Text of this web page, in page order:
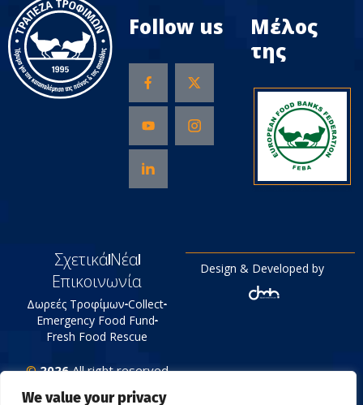
We value your privacy
Follow us
Μέλος
της
ΣχετικάΝέα
Επικοινωνία
Δωρεές Τροφίμων Collect
Emergency Food Fund
Fresh Food Rescue
© 2026All right reserved
Tράπεζα Τροφίμων
Design & Developed by